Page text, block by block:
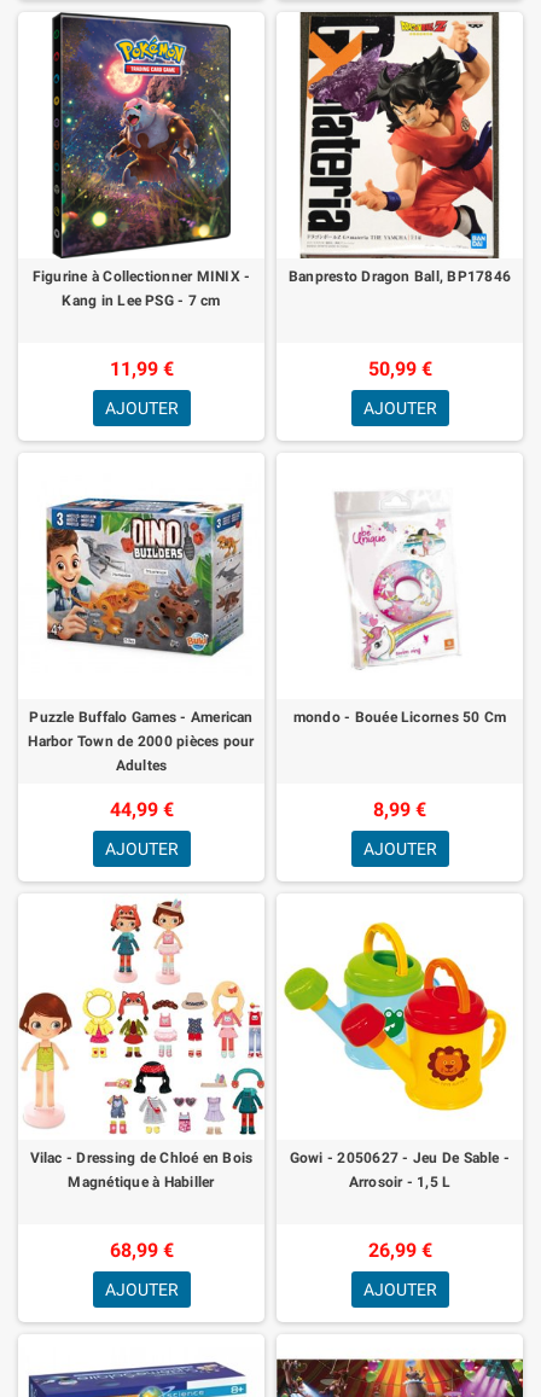
Figurine à Collectionner MINIX -
Kang in Lee PSG - 7 cm
11,99 €
AJOUTER
Banpresto Dragon Ball, BP17846
50,99 €
AJOUTER
Puzzle Buffalo Games - American
Harbor Town de 2000 pièces pour
Adultes
44,99 €
AJOUTER
mondo - Bouée Licornes 50 Cm
8,99 €
AJOUTER
Vilac - Dressing de Chloé en Bois
Magnétique à Habiller
68,99 €
AJOUTER
Gowi - 2050627 - Jeu De Sable -
Arrosoir - 1,5 L
26,99 €
AJOUTER